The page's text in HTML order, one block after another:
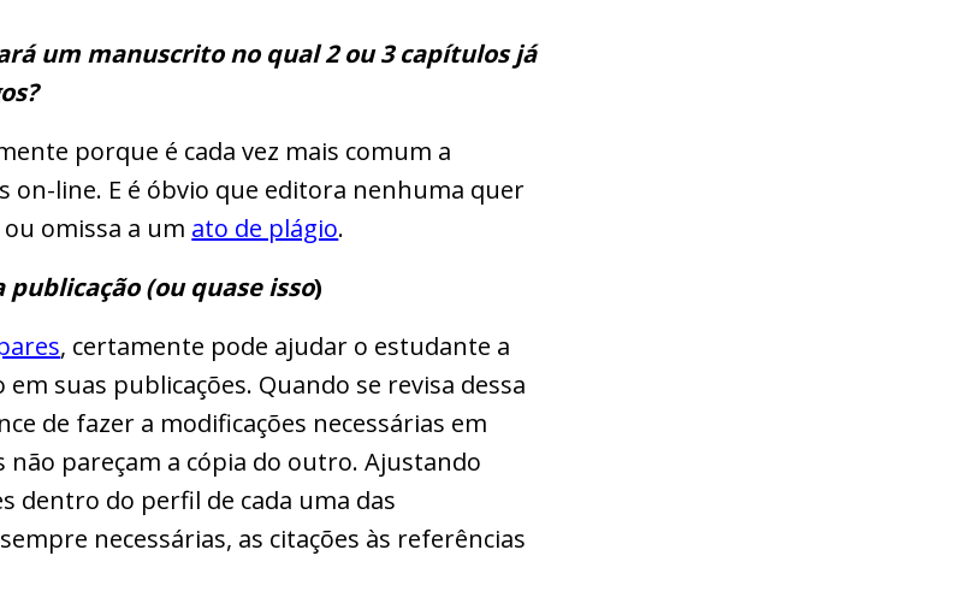
um manuscrito no qual 2 ou 3 capítulos já
porque é cada vez mais comum a
on-line. E é óbvio que editora nenhuma quer
omissa a um ato de plágio.
(ou quase isso)
, certamente pode ajudar o estudante a
suas publicações. Quando se revisa dessa
de fazer a modificações necessárias em
não pareçam a cópia do outro. Ajustando
dentro do perfil de cada uma das
necessárias, as citações às referências